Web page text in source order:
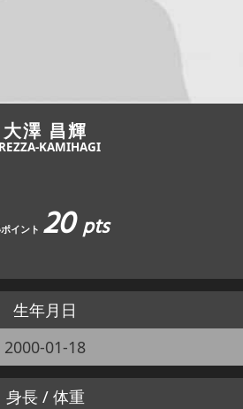
SERIESとは
大澤 昌輝
KAMIHAGI
イント 20pts
生年月日
2000-01-18
身長 / 体重